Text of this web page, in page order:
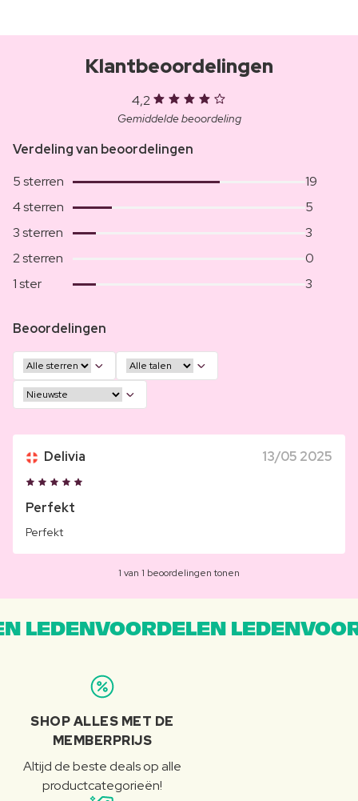
Klantbeoordelingen
4,2
Gemiddelde beoordeling
Verdeling van beoordelingen
5 sterren
19
4 sterren
5
3 sterren
3
2 sterren
0
1 ster
3
Beoordelingen
Delivia 13/05 2025
Perfekt
Perfekt
1 van 1 beoordelingen tonen
LEDENVOORDELEN
SHOP ALLES MET DE
MEMBERPRIJS
Altijd de beste deals op alle
productcategorieën!